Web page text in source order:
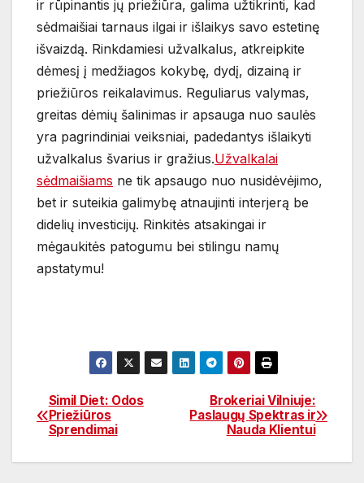
ir rūpinantis jų priežiūra, galima užtikrinti, kad
sėdmaišiai tarnaus ilgai ir išlaikys savo estetinę
išvaizdą. Rinkdamiesi užvalkalus, atkreipkite
dėmesį į medžiagos kokybę, dydį, dizainą ir
priežiūros reikalavimus. Reguliarus valymas,
greitas dėmių šalinimas ir apsauga nuo saulės
yra pagrindiniai veiksniai, padedantys išlaikyti
užvalkalus švarius ir gražius.Užvalkalai
sėdmaišiams ne tik apsaugo nuo nusidėvėjimo,
bet ir suteikia galimybę atnaujinti interjerą be
didelių investicijų. Rinkitės atsakingai ir
mėgaukitės patogumu bei stilingu namų
apstatymu!
Navigacija
tarp
Brokeriai Vilniuje:
Paslaugų Spektras ir
Nauda Klientui
Simil Diet: Odos
Priežiūros
Sprendimai